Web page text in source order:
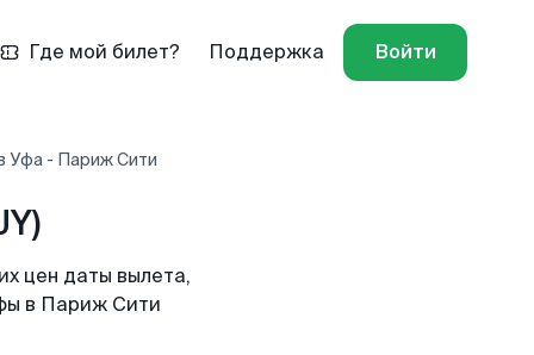
Где мой билет? Поддержка Войти
Уфа - Париж Сити
цен даты вылета,
в Париж Сити